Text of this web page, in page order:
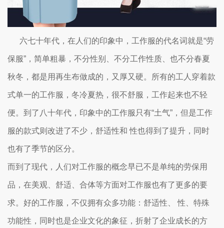
六七十年代，在人们的印象中，工作服的代名词就是“劳
保服”，简单粗暴，不分性别、不分工作性质、也不分春夏
秋冬，都是用再生布做成的，又厚又硬。所有的工人穿着款
式单一的工作服，冬冷夏热，很不舒服，工作起来也不轻
便。到了八十年代，印象中的工作服只有“土气”，但是工作
服的款式则改进了不少，舒适性和 性也得到了提升，同时
也有了季节的区分。
而到了现代，人们对工作服的概念早已不是单纯的劳保用
品，在美观、舒适、合体等方面对工作服也有了更多的要
求。好的工作服，不仅拥有众多功能：舒适性、 性、特殊
功能性，同时也是企业文化的象征，折射了企业成长的方